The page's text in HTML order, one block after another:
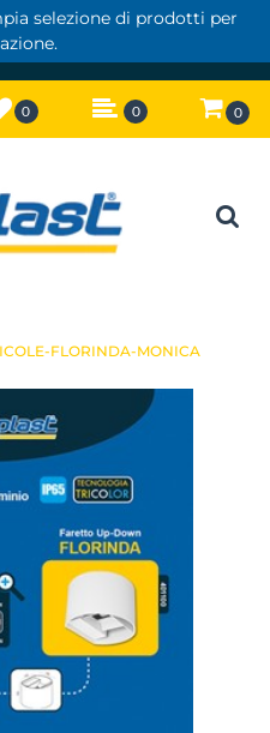
selezione di prodotti per
0 0 0
FLORINDA-MONICA